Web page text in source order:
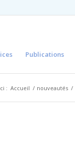
Publications
: Accueil / nouveautés /